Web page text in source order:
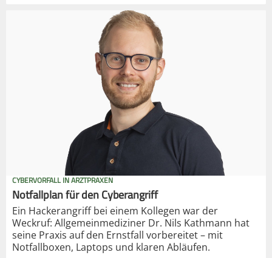
CYBERVORFALL IN ARZTPRAXEN
Notfallplan für den Cyberangriff
Ein Hackerangriff bei einem Kollegen war der
Weckruf: Allgemeinmediziner Dr. Nils Kathmann hat
seine Praxis auf den Ernstfall vorbereitet – mit
Notfallboxen, Laptops und klaren Abläufen.